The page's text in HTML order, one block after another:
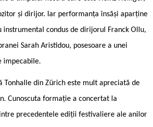
și dirijor. Iar performanța însăși aparține
instrumental condus de dirijorul Franck Ollu,
Sarah Aristidou, posesoare a unei
impecabile.
Tonhalle din Zürich este mult apreciată de
Cunoscuta formație a concertat la
precedentele ediții festivaliere ale anilor